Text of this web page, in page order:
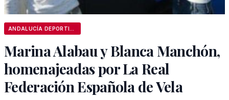
Marina Alabau y Blanca Manchón,
homenajeadas por La Real
Federación Española de Vela